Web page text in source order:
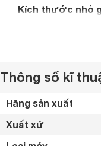
Kích thước nhỏ
nhiệt tốt, độ bền
Thông số kĩ
Hãng sản xuất
Xuất xứ